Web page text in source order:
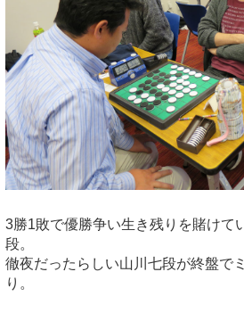
3勝1敗で優勝争い生き残りを賭けて
段。
徹夜だったらしい山川七段が終盤で
り。